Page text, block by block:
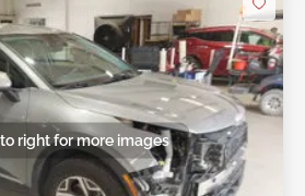
right for more images